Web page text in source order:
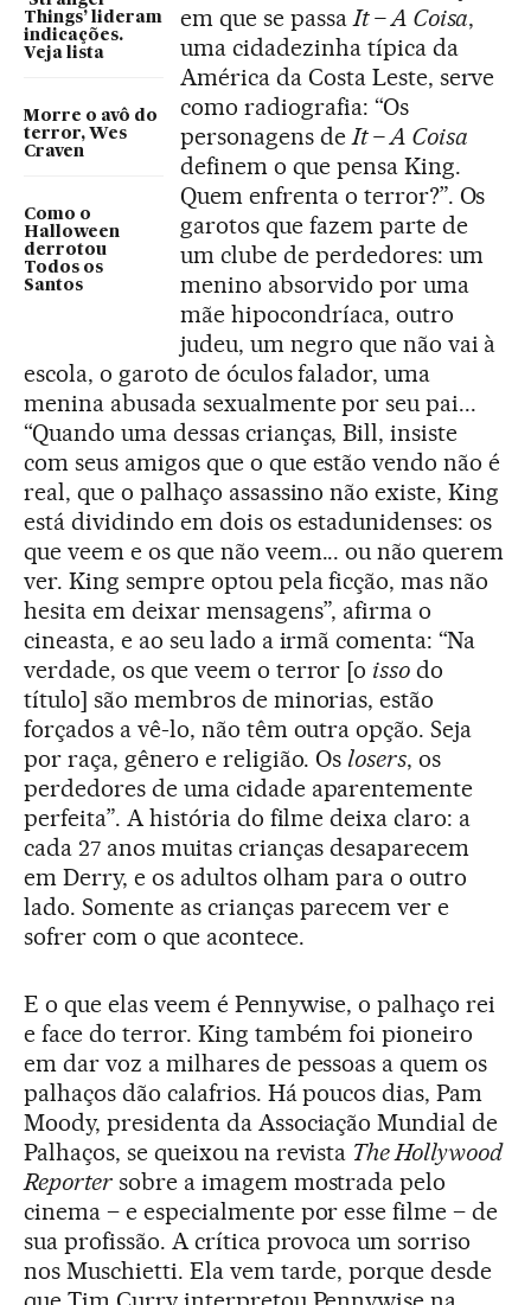
Things’ lideram
indicações.
Veja lista
Morre o avô do
terror, Wes
Craven
Como o
Halloween
derrotou
Todos os
Santos
em que se passaIt – A Coisa,
uma cidadezinha típica da
América da Costa Leste, serve
como radiografia: “Os
personagens deIt – A Coisa
definem o que pensa King.
Quem enfrenta o terror?”. Os
garotos que fazem parte de
um clube de perdedores: um
menino absorvido por uma
mãe hipocondríaca, outro
judeu, um negro que não vai à
escola, o garoto de óculos falador, uma
menina abusada sexualmente por seu pai...
“Quando uma dessas crianças, Bill, insiste
com seus amigos que o que estão vendo não é
real, que o palhaço assassino não existe, King
está dividindo em dois os estadunidenses: os
que veem e os que não veem... ou não querem
ver. King sempre optou pela ficção, mas não
hesita em deixar mensagens”, afirma o
cineasta, e ao seu lado a irmã comenta: “Na
verdade, os que veem o terror [o isso do
título] são membros de minorias, estão
forçados a vê-lo, não têm outra opção. Seja
por raça, gênero e religião. Os losers, os
perdedores de uma cidade aparentemente
perfeita”. A história do filme deixa claro: a
cada 27 anos muitas crianças desaparecem
em Derry, e os adultos olham para o outro
lado. Somente as crianças parecem ver e
sofrer com o que acontece.
E o que elas veem é Pennywise, o palhaço rei
e face do terror. King também foi pioneiro
em dar voz a milhares de pessoas a quem os
palhaços dão calafrios. Há poucos dias, Pam
Moody, presidenta da Associação Mundial de
Palhaços, se queixou na revista The Hollywood
Reportersobre a imagem mostrada pelo
cinema – e especialmente por esse filme – de
sua profissão. A crítica provoca um sorriso
nos Muschietti. Ela vem tarde, porque desde